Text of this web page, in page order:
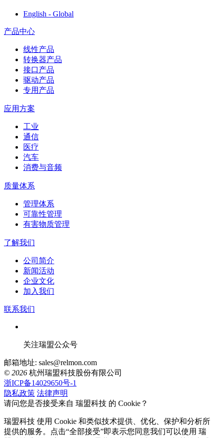
English - Global
产品中心
线性产品
转换器产品
接口产品
驱动产品
专用产品
应用方案
工业
通信
医疗
汽车
消费与音频
质量体系
管理体系
可靠性管理
有害物质管理
了解我们
公司简介
新闻活动
企业文化
加入我们
联系我们
关注瑞盟公众号
邮箱地址: sales@relmon.com
© 2026 杭州瑞盟科技股份有限公司
浙ICP备14029650号-1
隐私政策 法律声明
请问您是否接受来自 瑞盟科技 的 Cookie？
瑞盟科技 使用 Cookie 和类似技术提供、优化、保护和分析所
提供的服务。点击“全部接受”即表示您同意我们可以使用 瑞